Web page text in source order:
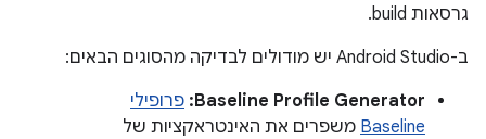
גרסאות build.
ב-Android Studio יש מודולים לבדיקה מהסוגים הבאים:
Baseline Profile Generator: פרופילי
Baseline משפרים את האינטראקציות של